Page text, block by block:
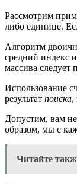
Рассмотрим
либо единице.
Алгоритм
средний индекс
массива следует
Использование
результат поиска,
Допустим, вам
образом, мы с
Читайте